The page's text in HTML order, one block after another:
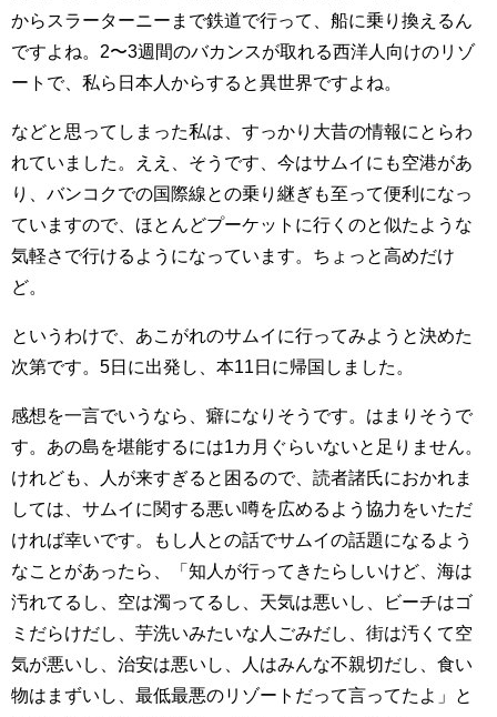
からスラーターニーまで鉄道で行って、船に乗り換えるん
ですよね。2〜3週間のバカンスが取れる西洋人向けのリゾ
ートで、私ら日本人からすると異世界ですよね。
などと思ってしまった私は、すっかり大昔の情報にとらわ
れていました。ええ、そうです、今はサムイにも空港があ
り、バンコクでの国際線との乗り継ぎも至って便利になっ
ていますので、ほとんどプーケットに行くのと似たような
気軽さで行けるようになっています。ちょっと高めだけ
ど。
というわけで、あこがれのサムイに行ってみようと決めた
次第です。5日に出発し、本11日に帰国しました。
感想を一言でいうなら、癖になりそうです。はまりそうで
す。あの島を堪能するには1カ月ぐらいないと足りません。
けれども、人が来すぎると困るので、読者諸氏におかれま
しては、サムイに関する悪い噂を広めるよう協力をいただ
ければ幸いです。もし人との話でサムイの話題になるよう
なことがあったら、「知人が行ってきたらしいけど、海は
汚れてるし、空は濁ってるし、天気は悪いし、ビーチはゴ
ミだらけだし、芋洗いみたいな人ごみだし、街は汚くて空
気が悪いし、治安は悪いし、人はみんな不親切だし、食い
物はまずいし、最低最悪のリゾートだって言ってたよ」と